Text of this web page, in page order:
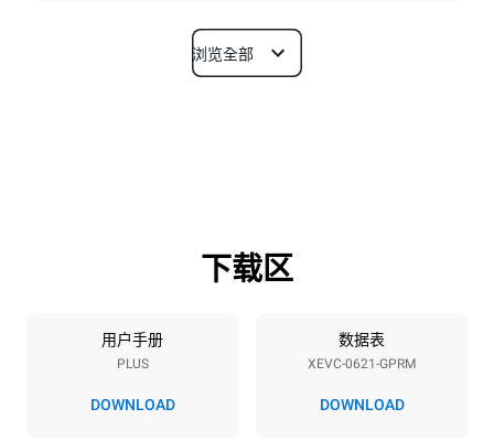
尺寸
烤盘规格
6 GN 2/1
烤盘间距
浏览全部
下载区
用户手册
PLUS
DOWNLOAD
数据表
XEVC-0621-GPRM
DOWNLOAD